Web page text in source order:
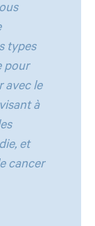
types
pour
avec le
à
et
cancer